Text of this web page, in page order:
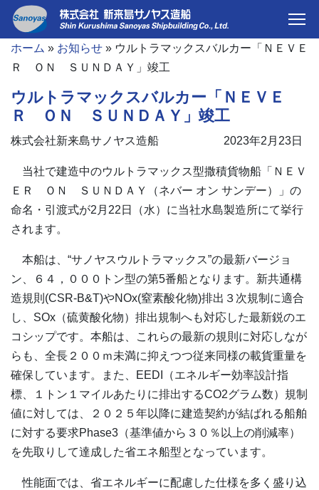
ホーム » お知らせ » ウルトラマックスバルカー「ＮＥＶＥ
Ｒ ＯＮ ＳＵＮＤＡＹ」竣工
ウルトラマックスバルカー「ＮＥＶＥ
Ｒ ＯＮ ＳＵＮＤＡＹ」竣工
株式会社新来島サノヤス造船 2023年2月23日
当社で建造中のウルトラマックス型撒積貨物船「ＮＥＶ
ＥＲ ＯＮ ＳＵＮＤＡＹ（ネバー オン サンデー）」の
命名・引渡式が2月22日（水）に当社水島製造所にて挙行
されます。
本船は、“サノヤスウルトラマックス”の最新バージョ
ン、６４，０００トン型の第5番船となります。新共通構
造規則(CSR-B&T)やNOx(窒素酸化物)排出３次規制に適合
し、SOx（硫黄酸化物）排出規制へも対応した最新鋭のエ
コシップです。本船は、これらの最新の規則に対応しなが
らも、全長２００ｍ未満に抑えつつ従来同様の載貨重量を
確保しています。また、EEDI（エネルギー効率設計指
標、１トン１マイルあたりに排出するCO2グラム数）規制
値に対しては、２０２５年以降に建造契約が結ばれる船舶
に対する要求Phase3（基準値から３０％以上の削減率）
を先取りして達成した省エネ船型となっています。
性能面では、省エネルギーに配慮した仕様を多く盛り込